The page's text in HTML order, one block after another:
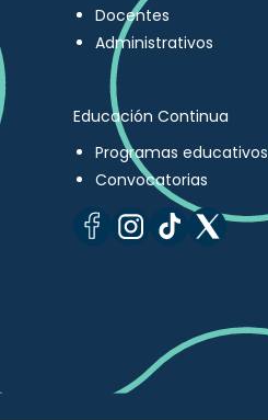
Docentes
Administrativos
Educación Continua
Programas educativos
Convocatorias